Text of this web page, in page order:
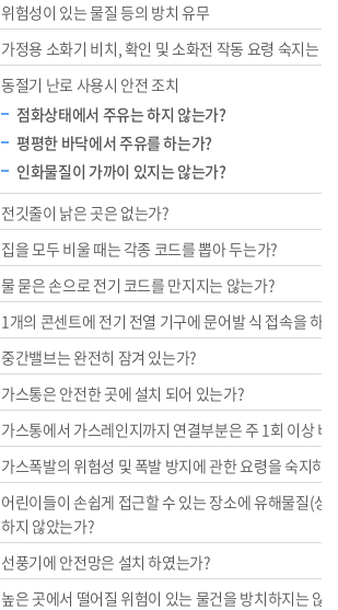
위험성이 있는 물질 등의 방치 유무
가정용 소화기 비치, 확인 및 소화전 작동 요령 숙지는
동절기 난로 사용시 안전 조치
점화상태에서 주유는 하지 않는가?
평평한 바닥에서 주유를 하는가?
인화물질이 가까이 있지는 않는가?
전깃줄이 낡은 곳은 없는가?
집을 모두 비울 때는 각종 코드를 뽑아 두는가?
물 묻은 손으로 전기 코드를 만지지는 않는가?
1개의 콘센트에 전기 전열 기구에 문어발 식 접속을 하
중간밸브는 완전히 잠겨 있는가?
가스통은 안전한 곳에 설치 되어 있는가?
가스통에서 가스레인지까지 연결부분은 주 1회 이상
가스폭발의 위험성 및 폭발 방지에 관한 요령을 숙지하
어린이들이 손쉽게 접근할 수 있는 장소에 유해물질(성
하지 않았는가?
선풍기에 안전망은 설치 하였는가?
높은 곳에서 떨어질 위험이 있는 물건을 방치하지는 않